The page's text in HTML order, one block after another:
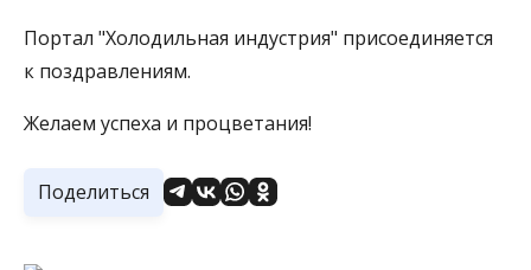
Портал "Холодильная индустрия" присоединяется
к поздравлениям.
Желаем успеха и процветания!
Поделиться